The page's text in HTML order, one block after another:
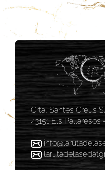
Crta, Santes Creus
43151 Els Pallaresos